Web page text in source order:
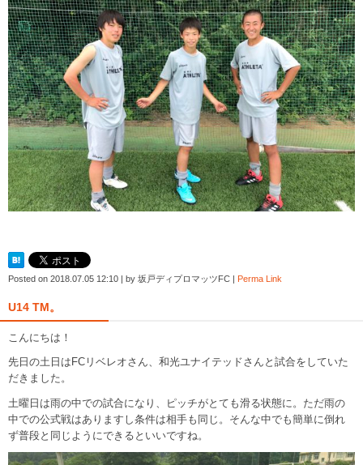
Posted on 2018.07.05 12:10 | by 坂戸ディプロマッツFC | Perma Link
U14 TM。
こんにちは！
先日の土日はFCリベレオさん、和光ユナイテッドさんと試合をしていた
だきました。
土曜日は雨の中での試合になり、ピッチがとても滑る状態に。ただ雨の
中での公式戦はありますし条件は相手も同じ。そんな中でも簡単に倒れ
ず普段と同じようにできるといいですね。